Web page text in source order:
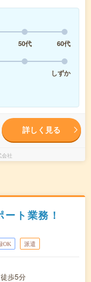
50代
60代
しずか
詳しく見る
社
ト業務！
OK 派遣
歩5分